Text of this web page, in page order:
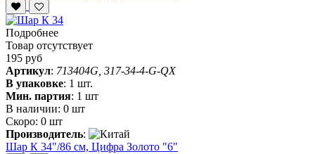
Подробнее
Товар отсутствует
195 руб
Артикул: 713404G, 317-34-4-G-QX
В упаковке: 1 шт.
Мин. партия: 1 шт
В наличии: 0 шт
Скоро: 0 шт
Производитель:
Шар К 34"/86 см, Цифра Золото "6"